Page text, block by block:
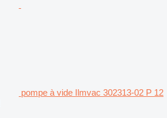
pompe à vide Ilmvac 302313-02 P 12